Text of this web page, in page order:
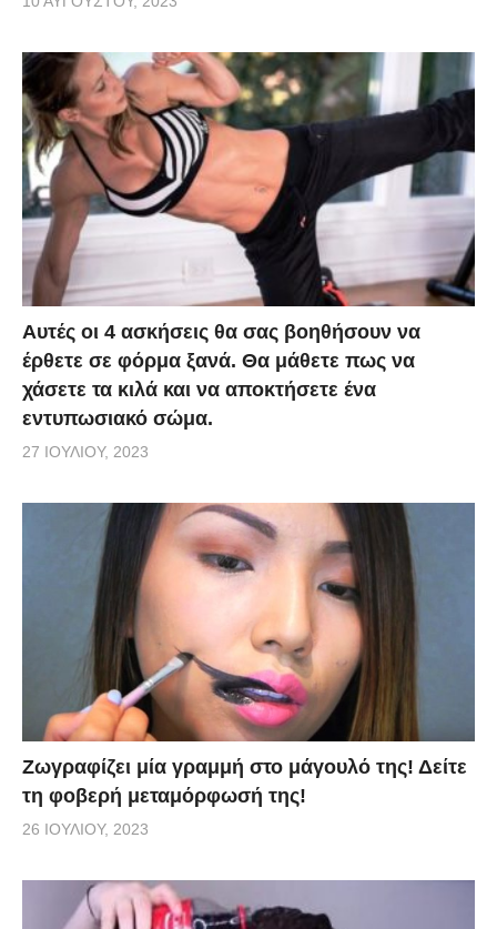
Αυτές οι 4 ασκήσεις θα σας βοηθήσουν να
έρθετε σε φόρμα ξανά. Θα μάθετε πως να
χάσετε τα κιλά και να αποκτήσετε ένα
εντυπωσιακό σώμα.
27 ΙΟΥΛΊΟΥ, 2023
Ζωγραφίζει μία γραμμή στο μάγουλό της! Δείτε
τη φοβερή μεταμόρφωσή της!
26 ΙΟΥΛΊΟΥ, 2023